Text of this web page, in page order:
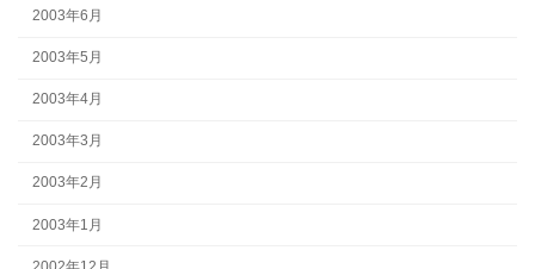
2003年6月
2003年5月
2003年4月
2003年3月
2003年2月
2003年1月